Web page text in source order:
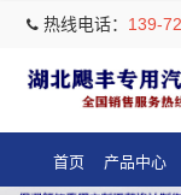
热线电话： 139-
首页 产品中心